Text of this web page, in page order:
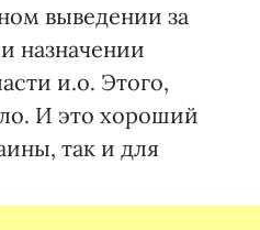
выведении за
назначении
и.о. Этого,
И это хороший
так и для